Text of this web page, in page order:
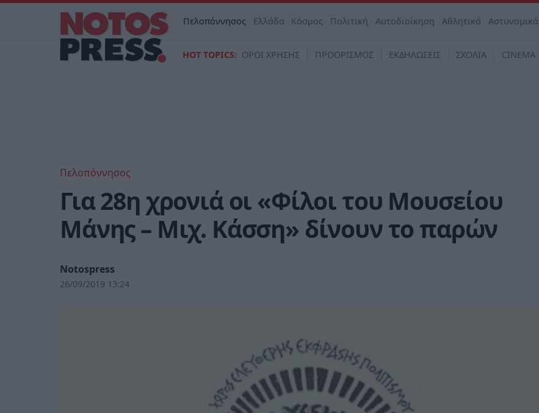
Πελοπόννησος Ελλάδα Κόσμος Πολιτική Αυτοδιοίκηση Αθλητικά Αστυνομικά
HOT TOPICS: ΟΡΟΙ ΧΡΗΣΗΣ ΠΡΟΟΡΙΣΜΟΣ ΕΚΔΗΛΩΣΕΙΣ ΣΧΟΛΙΑ CINEMA
Πελοπόννησος
Για 28η χρονιά οι «Φίλοι του Μουσείου
Μάνης – Μιχ. Κάσση» δίνουν το παρών
Notospress
26/09/2019 13:24